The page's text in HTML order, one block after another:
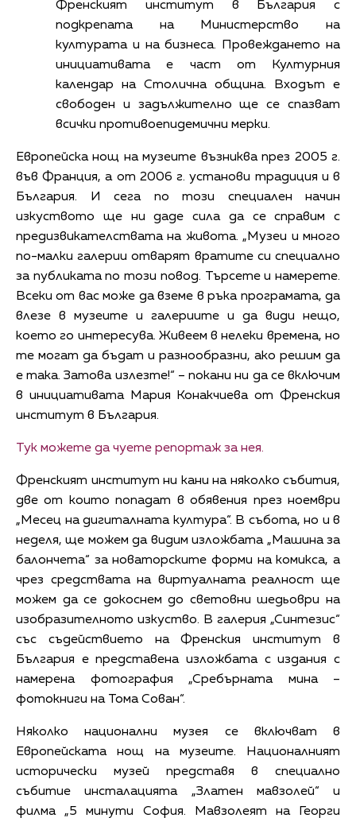
Френският институт в България с
подкрепата на Министерство на
културата и на бизнеса. Провеждането на
инициативата е част от Културния
календар на Столична община. Входът е
свободен и задължително ще се спазват
всички противоепидемични мерки.
Европейска нощ на музеите възниква през 2005 г.
във Франция, а от 2006 г. установи традиция и в
България. И сега по този специален начин
изкуството ще ни даде сила да се справим с
предизвикателствата на живота. „Музеи и много
по-малки галерии отварят вратите си специално
за публиката по този повод. Търсете и намерете.
Всеки от вас може да вземе в ръка програмата, да
влезе в музеите и галериите и да види нещо,
което го интересува. Живеем в нелеки времена, но
те могат да бъдат и разнообразни, ако решим да
е така. Затова излезте!“ – покани ни да се включим
в инициативата Мария Конакчиева от Френския
институт в България.
Тук можете да чуете репортаж за нея.
Френският институт ни кани на няколко събития,
две от които попадат в обявения през ноември
„Месец на дигиталната култура“. В събота, но и в
неделя, ще можем да видим изложбата „Машина за
балончета“ за новаторските форми на комикса, а
чрез средствата на виртуалната реалност ще
можем да се докоснем до световни шедьоври на
изобразителното изкуство. В галерия „Синтезис“
със съдействието на Френския институт в
България е представена изложбата с издания с
намерена фотография „Сребърната мина –
фотокниги на Тома Сован“.
Няколко национални музея се включват в
Европейската нощ на музеите. Националният
исторически музей представя в специално
събитие инсталацията „Златен мавзолей“ и
филма „5 минути София. Мавзолеят на Георги